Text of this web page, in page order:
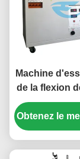
Machine
de la flexion
pour les
en
PVC sous
Obtenez le